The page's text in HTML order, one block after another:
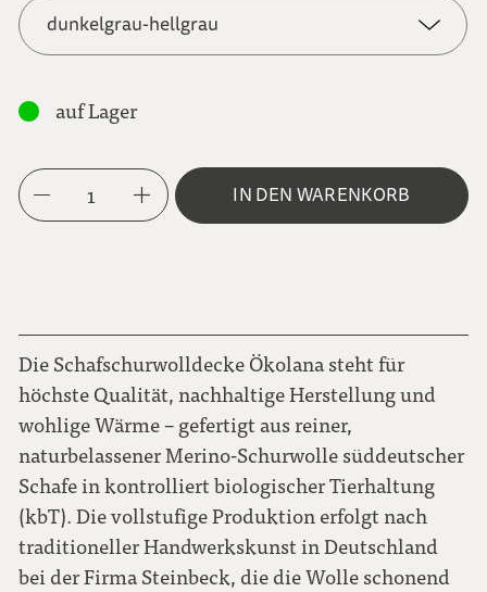
dunkelgrau-hellgrau
auf Lager
1 IN DEN WARENKORB
Die Schafschurwolldecke Ökolana steht für
höchste Qualität, nachhaltige Herstellung und
wohlige Wärme – gefertigt aus reiner,
naturbelassener Merino-Schurwolle süddeutscher
Schafe in kontrolliert biologischer Tierhaltung
(kbT). Die vollstufige Produktion erfolgt nach
traditioneller Handwerkskunst in Deutschland
bei der Firma Steinbeck, die die Wolle schonend